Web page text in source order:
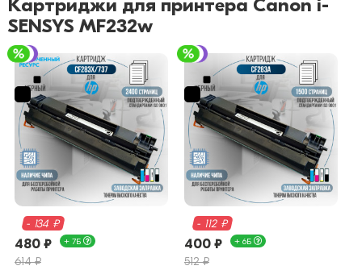
Картриджи для принтера Canon i-
SENSYS MF232w
- 134 ₽
480 ₽ + 7Б
614 ₽
- 112 ₽
400 ₽ + 6Б
512 ₽